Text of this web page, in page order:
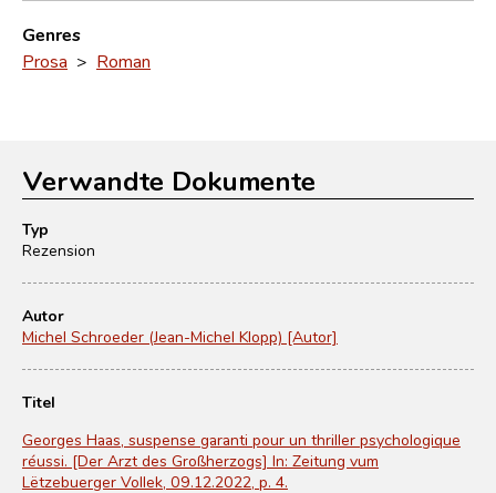
Genres
Prosa > Roman
Verwandte Dokumente
Typ
Rezension
Autor
Michel Schroeder (Jean-Michel Klopp) [Autor]
Titel
Georges Haas, suspense garanti pour un thriller psychologique
réussi. [Der Arzt des Großherzogs] In: Zeitung vum
Lëtzebuerger Vollek, 09.12.2022, p. 4.